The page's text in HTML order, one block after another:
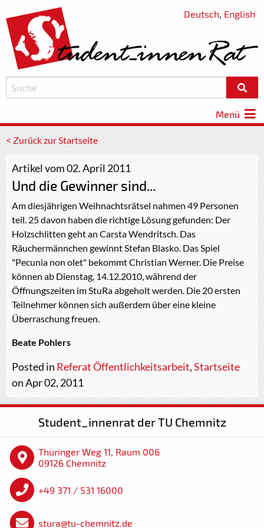
Deutsch, English
Menü
< Zurück zur Startseite
Artikel vom 02. April 2011
Und die Gewinner sind...
Am diesjährigen Weihnachtsrätsel nahmen 49 Personen
teil. 25 davon haben die richtige Lösung gefunden: Der
Holzschlitten geht an Carsta Wendritsch. Das
Räuchermännchen gewinnt Stefan Blasko. Das Spiel
"Pecunia non olet" bekommt Christian Werner. Die Preise
können ab Dienstag, 14.12.2010, während der
Öffnungszeiten im StuRa abgeholt werden. Die 20 ersten
Teilnehmer können sich außerdem über eine kleine
Überraschung freuen.
Beate Pohlers
Posted in Referat Öffentlichkeitsarbeit,Startseite
on Apr 02, 2011
Student_innenrat der TU Chemnitz
Thüringer Weg 11, Raum 006
09126 Chemnitz
+49 371 / 531 16000
stura@tu-chemnitz.de